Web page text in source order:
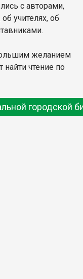
с авторами,
учителях, об
желанием
найти чтение по
городской